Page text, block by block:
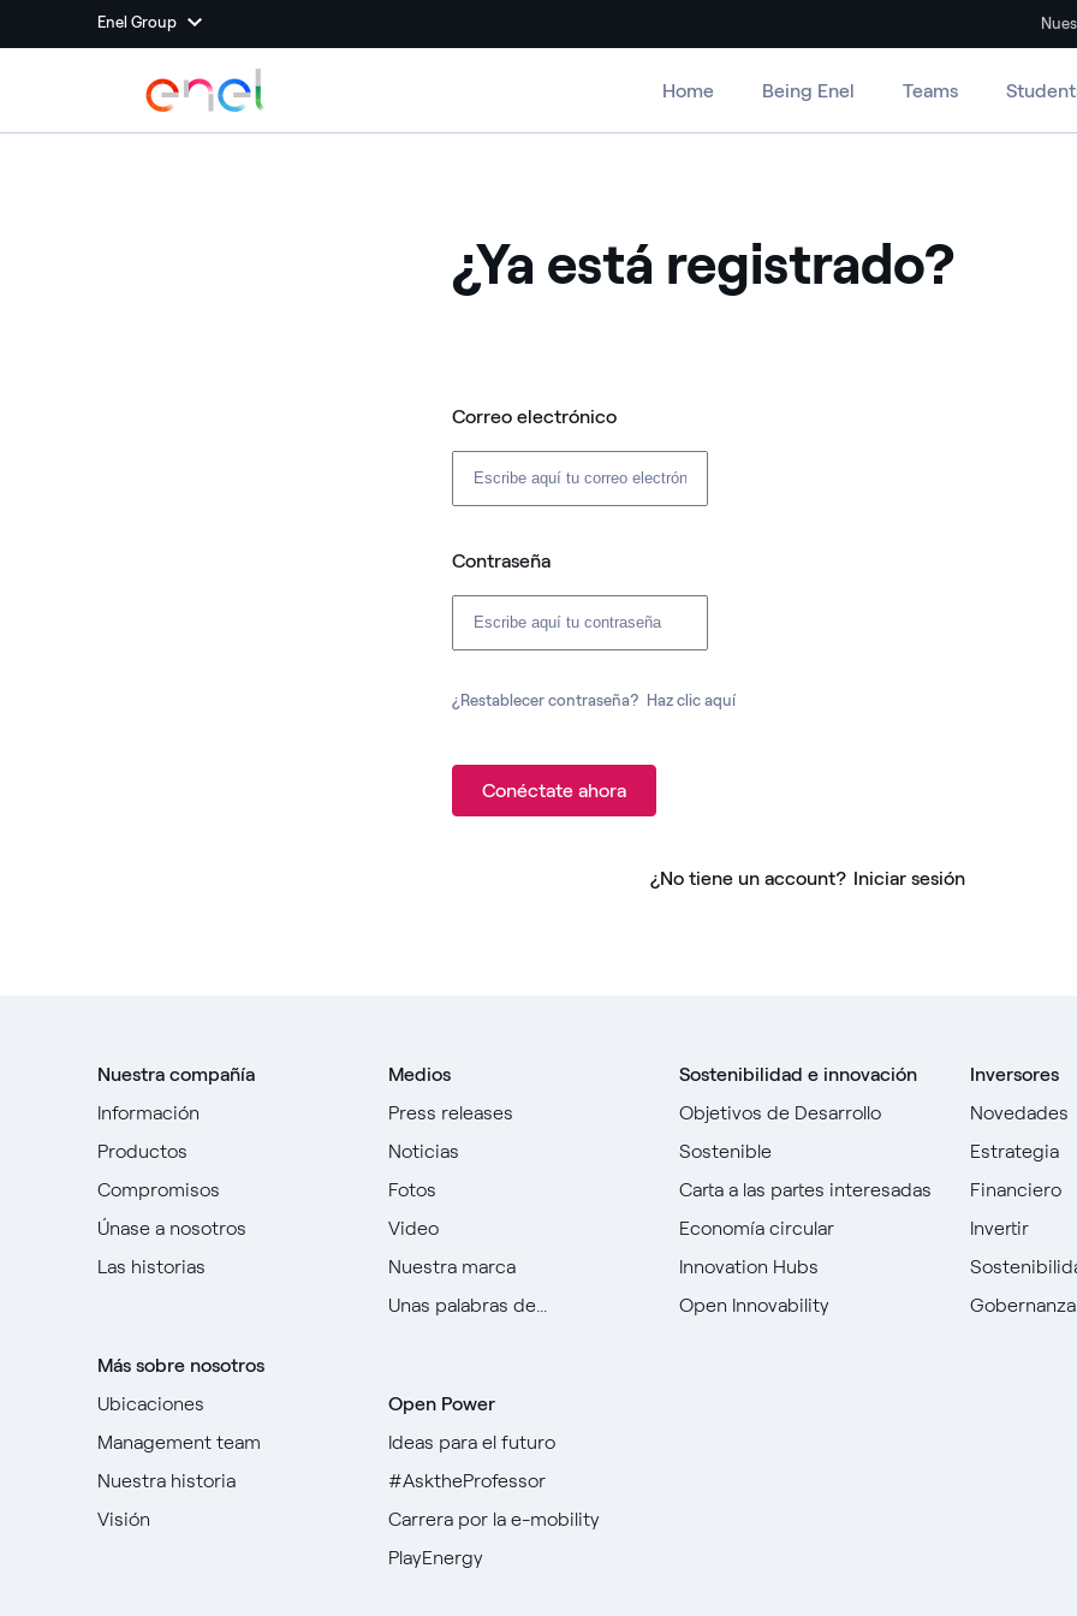
Enel Group
Home Being Enel Teams
¿Ya está registrado?
Correo electrónico
Contraseña
¿Restablecer contraseña? Haz clic aquí
Conéctate ahora
¿No tiene un account? Iniciar sesión
Nuestra compañía
Información
Productos
Compromisos
Únase a nosotros
Las historias
Más sobre nosotros
Ubicaciones
Management team
Nuestra historia
Visión
Medios
Press releases
Noticias
Fotos
Video
Nuestra marca
Unas palabras de...
Open Power
Ideas para el futuro
#AsktheProfessor
Carrera por la e-mobility
PlayEnergy
Sostenibilidad e innovación
Objetivos de Desarrollo
Sostenible
Carta a las partes interesadas
Economía circular
Innovation Hubs
Open Innovability
Inversores
Novedades
Estrategia
Financiero
Invertir
Gobernanza